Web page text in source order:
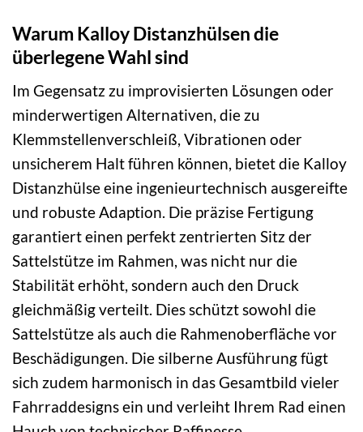
Warum Kalloy Distanzhülsen die
überlegene Wahl sind
Im Gegensatz zu improvisierten Lösungen oder
minderwertigen Alternativen, die zu
Klemmstellenverschleiß, Vibrationen oder
unsicherem Halt führen können, bietet die Kalloy
Distanzhülse eine ingenieurtechnisch ausgereifte
und robuste Adaption. Die präzise Fertigung
garantiert einen perfekt zentrierten Sitz der
Sattelstütze im Rahmen, was nicht nur die
Stabilität erhöht, sondern auch den Druck
gleichmäßig verteilt. Dies schützt sowohl die
Sattelstütze als auch die Rahmenoberfläche vor
Beschädigungen. Die silberne Ausführung fügt
sich zudem harmonisch in das Gesamtbild vieler
Fahrraddesigns ein und verleiht Ihrem Rad einen